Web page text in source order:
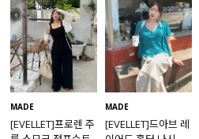
MADE
[EVELLET]프로렌 주
MADE
[EVELLET]드아브 레